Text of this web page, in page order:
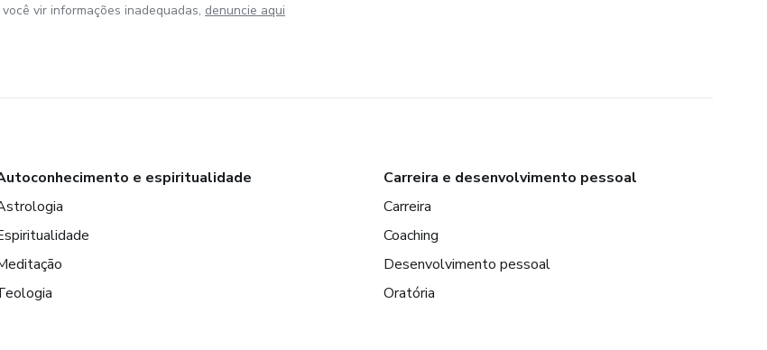
vir informações inadequadas, denuncie aqui
e espiritualidade
Carreira e desenvolvimento pessoal
Carreira
Coaching
Desenvolvimento pessoal
Oratória